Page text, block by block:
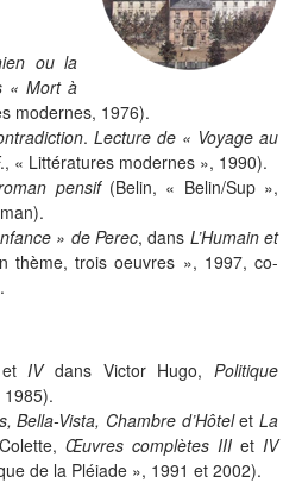
ou la
« Mort à
modernes, 1976).
. Lecture de « Voyage au
« Littératures modernes », 1990).
pensif(Belin, « Belin/Sup »,
» de Perec, dans L’Humain et
thème, trois oeuvres », 1997, co-
etIVdans Victor Hugo,Politique
Bella-Vista, Chambre d’HôteletLa
Œuvres complètes III et IV
de la Pléiade », 1991 et 2002).